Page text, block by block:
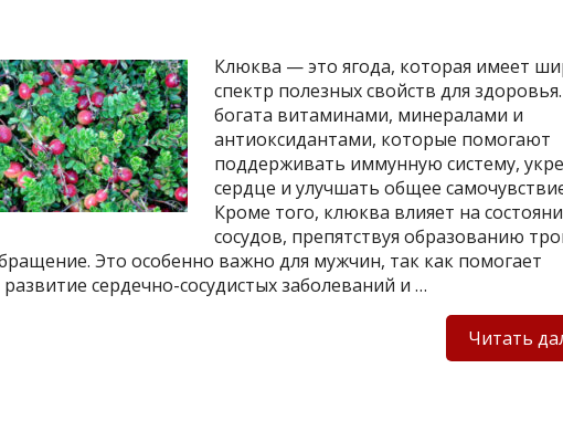
Клюква — это ягода, которая имеет
спектр полезных свойств для
богата витаминами, минералами и
антиоксидантами, которые помогают
поддерживать иммунную систему,
сердце и улучшать общее
Кроме того, клюква влияет на
сосудов, препятствуя образованию
Это особенно важно для мужчин, так как помогает
сердечно-сосудистых заболеваний и …
Читать